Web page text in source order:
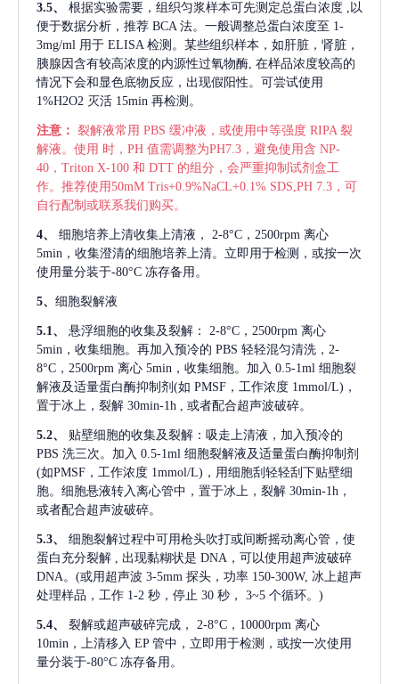
3.5、 根据实验需要，组织匀浆样本可先测定总蛋白浓度 ,以
便于数据分析，推荐 BCA 法。一般调整总蛋白浓度至 1-
3mg/ml 用于 ELISA 检测。某些组织样本，如肝脏，肾脏，
胰腺因含有较高浓度的内源性过氧物酶, 在样品浓度较高的
情况下会和显色底物反应，出现假阳性。可尝试使用
1%H2O2 灭活 15min 再检测。
注意： 裂解液常用 PBS 缓冲液，或使用中等强度 RIPA 裂
解液。使用 时，PH 值需调整为PH7.3，避免使用含 NP-
40，Triton X-100 和 DTT 的组分，会严重抑制试剂盒工
作。推荐使用50mM Tris+0.9%NaCL+0.1% SDS,PH 7.3，可
自行配制或联系我们购买。
4、 细胞培养上清收集上清液，
2-8°C，2500rpm 离心
5min，收集澄清的细胞培养上清。立即用于检测，或按一次
使用量分装于-80°C 冻存备用。
5、 细胞裂解液
5.1、 悬浮细胞的收集及裂解：
2-8°C，2500rpm 离心
5min，收集细胞。再加入预冷的 PBS 轻轻混匀清洗，2-
8°C，2500rpm 离心 5min，收集细胞。加入 0.5-1ml 细胞裂
解液及适量蛋白酶抑制剂(如 PMSF，工作浓度 1mmol/L)，
置于冰上，裂解 30min-1h , 或者配合超声波破碎。
5.2、
贴壁细胞的收集及裂解：吸走上清液，加入预冷的
PBS 洗三次。加入 0.5-1ml 细胞裂解液及适量蛋白酶抑制剂
(如PMSF，工作浓度 1mmol/L)，用细胞刮轻轻刮下贴壁细
胞。细胞悬液转入离心管中，置于冰上，裂解 30min-1h，
或者配合超声波破碎。
5.3、
细胞裂解过程中可用枪头吹打或间断摇动离心管，使
蛋白充分裂解 , 出现黏糊状是 DNA，可以使用超声波破碎
DNA。(或用超声波 3-5mm 探头，功率 150-300W, 冰上超声
处理样品，工作 1-2 秒，停止 30 秒， 3~5 个循环。)
5.4、 裂解或超声破碎完成，
2-8°C，10000rpm 离心
10min，上清移入 EP 管中，立即用于检测，或按一次使用
量分装于-80°C 冻存备用。